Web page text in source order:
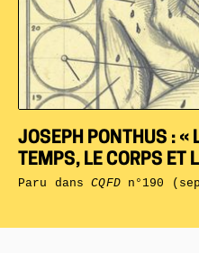
JOSEPH PONTHUS : «
TEMPS, LE CORPS ET
Paru dansCQFDn°190